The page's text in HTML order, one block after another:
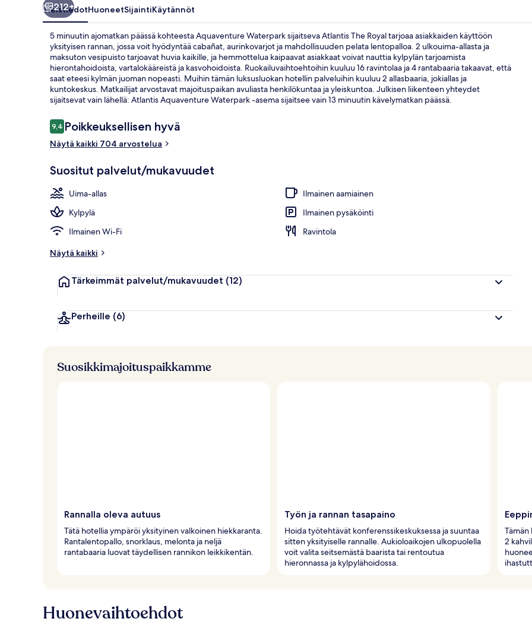
Erillinen
212+
YleistiedotHuoneetSijaintiKäytännöt
5 minuutin ajomatkan päässä kohteesta Aquaventure Waterpark sijaitseva Atlantis The Royal tarjoaa asiakkaiden käyttöön
yksityisen rannan, jossa voit hyödyntää cabañat, aurinkovarjot ja mahdollisuuden pelata lentopalloa. 2 ulkouima-allasta ja
maksuton vesipuisto tarjoavat huvia kaikille, ja hemmottelua kaipaavat asiakkaat voivat nauttia kylpylän tarjoamista
hierontahoidoista, vartalokääreistä ja kasvohoidoista. Ruokailuvaihtoehtoihin kuuluu 16 ravintolaa ja 4 rantabaaria takaavat, että
saat eteesi kylmän juoman nopeasti. Muihin tämän luksusluokan hotellin palveluihin kuuluu 2 allasbaaria, jokiallas ja
kuntokeskus. Matkailijat arvostavat majoituspaikan avuliasta henkilökuntaa ja yleiskuntoa. Julkisen liikenteen yhteydet
sijaitsevat vain lähellä: Atlantis Aquaventure Waterpark -asema sijaitsee vain 13 minuutin kävelymatkan päässä.
Arvostelut
9,49,4 kautta 10.
Poikkeuksellisen hyvä
Näytä kaikki 704 arvostelua
Suositut palvelut/mukavuudet
Uima-allas
Ilmainen aamiainen
Kylpylä
Ilmainen pysäköinti
Ilmainen Wi-Fi
Ravintola
Näytä kaikki
Tärkeimmät palvelut/mukavuudet (12)
Perheille (6)
Suosikkimajoituspaikkamme
Rannalla oleva autuus
Tätä hotellia ympäröi yksityinen valkoinen hiekkaranta.
Rantalentopallo, snorklaus, melonta ja neljä
rantabaaria luovat täydellisen rannikon leikkikentän.
Työn ja rannan tasapaino
Hoida työtehtävät konferenssikeskuksessa ja suuntaa
sitten yksityiselle rannalle. Aukioloaikojen ulkopuolella
voit valita seitsemästä baarista tai rentoutua
hieronnassa ja kylpylähoidossa.
Tämän
2
Huonevaihtoehdot